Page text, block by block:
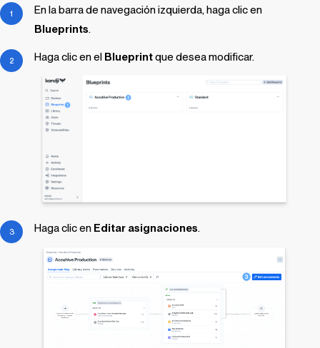
En la barra de navegación izquierda, haga clic en
Blueprints.
Haga clic en el Blueprintque desea modificar.
Haga clic en Editar asignaciones.